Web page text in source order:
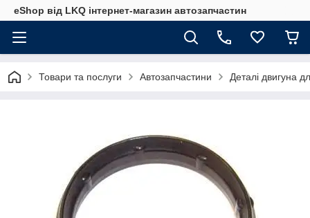
eShop від LKQ інтернет-магазин автозапчастин
Товари та послуги Автозапчастини Деталі двигуна